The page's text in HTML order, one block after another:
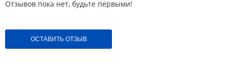
Отзывов пока нет, будьте первыми!
ОСТАВИТЬ ОТЗЫВ